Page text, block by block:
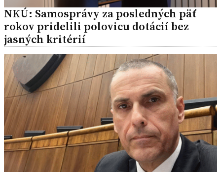
NKÚ: Samosprávy za posledných päť
rokov pridelili polovicu dotácií bez
jasných kritérií